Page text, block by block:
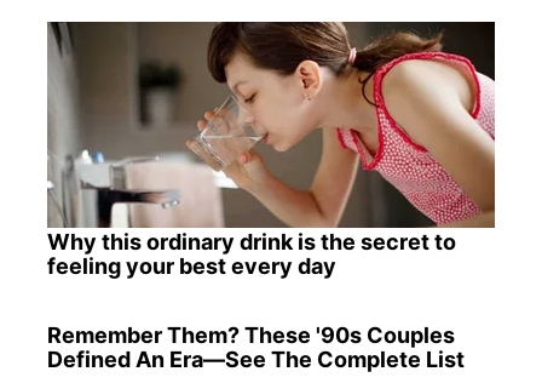
Why this ordinary drink is the secret to
feeling your best every day
Remember Them? These '90s Couples
Defined An Era—See The Complete List